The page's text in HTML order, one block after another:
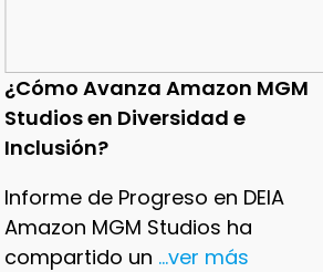
¿Cómo Avanza Amazon MGM
Studios en Diversidad e
Inclusión?
Informe de Progreso en DEIA
Amazon MGM Studios ha
compartido un ...ver más